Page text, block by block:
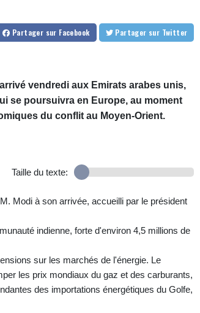
Partager sur Facebook Partager sur Twitter
vendredi aux Emirats arabes unis,
se poursuivra en Europe, au moment
du conflit au Moyen-Orient.
Taille du texte:
Modi à son arrivée, accueilli par le président
indienne, forte d'environ 4,5 millions de
sur les marchés de l'énergie. Le
les prix mondiaux du gaz et des carburants,
des importations énergétiques du Golfe,